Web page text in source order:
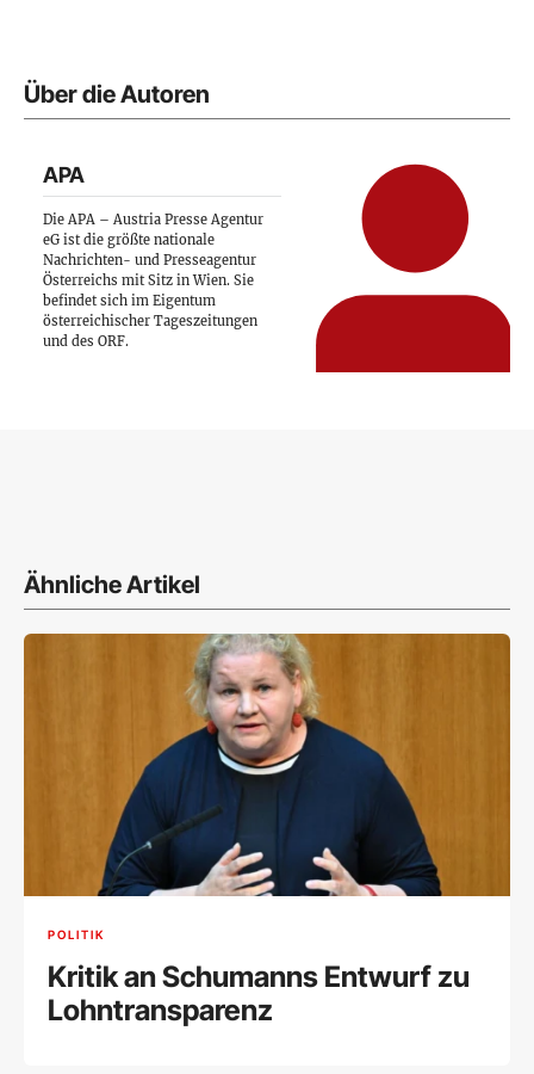
Über die Autoren
APA
Die APA – Austria Presse Agentur
eG ist die größte nationale
Nachrichten- und Presseagentur
Österreichs mit Sitz in Wien. Sie
befindet sich im Eigentum
österreichischer Tageszeitungen
und des ORF.
Ähnliche Artikel
POLITIK
Kritik an Schumanns Entwurf zu
Lohntransparenz